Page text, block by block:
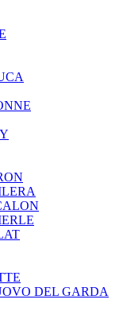
DEL GARDA